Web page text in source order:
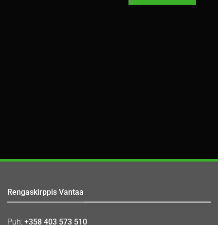
Rengaskirppis Vantaa
Puh: +358 403 573 510